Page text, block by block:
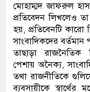
মোহাম্মদ জাফরুল
প্রতিবেদন লিখলেও
হয়, প্রতিবেনটি কারো
সাংবাদিকদের বর্তমান
তাছাড়া রাজনৈতিক
পেশায় অনৈক্য,
তথা রাজনীতিকে
ব্যবসায়ীকে